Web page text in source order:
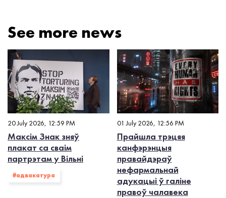
See more news
20 July 2026, 12:59 PM
Максім Знак зняў
плакат са сваім
партрэтам у Вільні
#адвакатура
01 July 2026, 12:56 PM
Прайшла трэцяя
канфэрэнцыя
правайдэраў
нефармальнай
адукацыі ў галіне
правоў чалавека